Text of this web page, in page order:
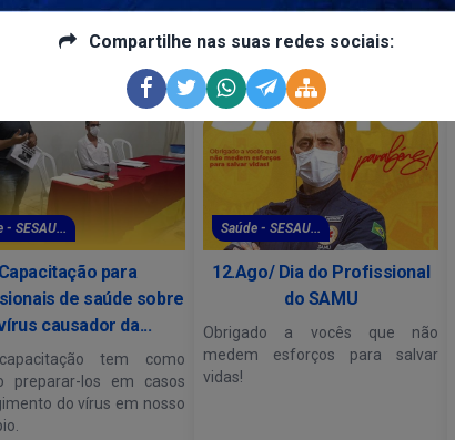
Compartilhe nas suas redes sociais:
dos atendimentos.
- SESAU...
Capacitação para
de saúde sobre
causador da...
tem como
preparar-los em casos
do vírus em nosso
Saúde - SESAU...
12.Ago/ Dia do Profissional
do SAMU
Obrigado a vocês que não
medem esforços para salvar
vidas!